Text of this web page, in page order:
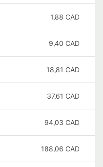
1,88 CAD
9,40 CAD
18,81 CAD
37,61 CAD
94,03 CAD
188,06 CAD